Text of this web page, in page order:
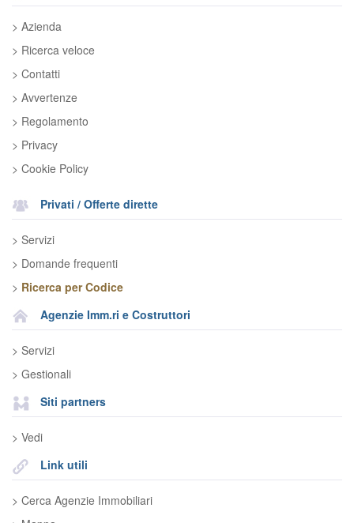
> Azienda
> Ricerca veloce
> Contatti
> Avvertenze
> Regolamento
> Privacy
> Cookie Policy
Privati / Offerte dirette
> Servizi
> Domande frequenti
> Ricerca per Codice
Agenzie Imm.ri e Costruttori
> Servizi
> Gestionali
Siti partners
> Vedi
Link utili
> Cerca Agenzie Immobiliari